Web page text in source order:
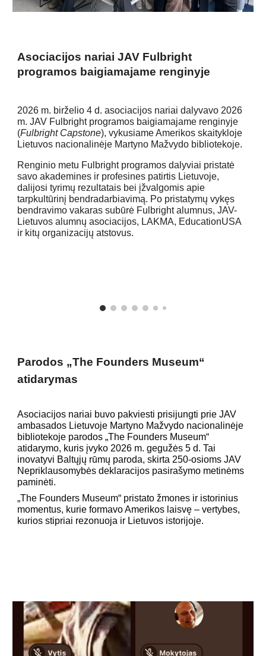
Asociacijos nariai JAV Fulbright
programos baigiamajame renginyje
2026 m. birželio 4 d. asociacijos nariai dalyvavo 2026
m. JAV Fulbright programos baigiamajame renginyje
(Fulbright Capstone), vykusiame Amerikos skaitykloje
Lietuvos nacionalinėje Martyno Mažvydo bibliotekoje.
Renginio metu Fulbright programos dalyviai pristatė
savo akademines ir profesines patirtis Lietuvoje,
dalijosi tyrimų rezultatais bei įžvalgomis apie
tarpkultūrinį bendradarbiavimą. Po pristatymų vykęs
bendravimo vakaras subūrė Fulbright alumnus, JAV-
Lietuvos alumnų asociacijos, LAKMA, EducationUSA
ir kitų organizacijų atstovus.
Parodos „The Founders Museum“
atidarymas
Asociacijos nariai buvo pakviesti prisijungti prie JAV
ambasados Lietuvoje Martyno Mažvydo nacionalinėje
bibliotekoje parodos „The Founders Museum“
atidarymo, kuris įvyko 2026 m. gegužės 5 d. Tai
inovatyvi Baltųjų rūmų paroda, skirta 250-osioms JAV
Nepriklausomybės deklaracijos pasirašymo metinėms
paminėti.
„The Founders Museum“ pristato žmones ir istorinius
momentus, kurie formavo Amerikos laisvę – vertybes,
kurios stipriai rezonuoja ir Lietuvos istorijoje.